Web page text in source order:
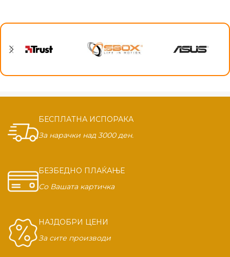
БЕСПЛАТНА ИСПОРАКА
За нарачки над 3000 ден.
БЕЗБЕДНО ПЛАЌАЊЕ
Со Вашата картичка
НАЈДОБРИ ЦЕНИ
За сите производи